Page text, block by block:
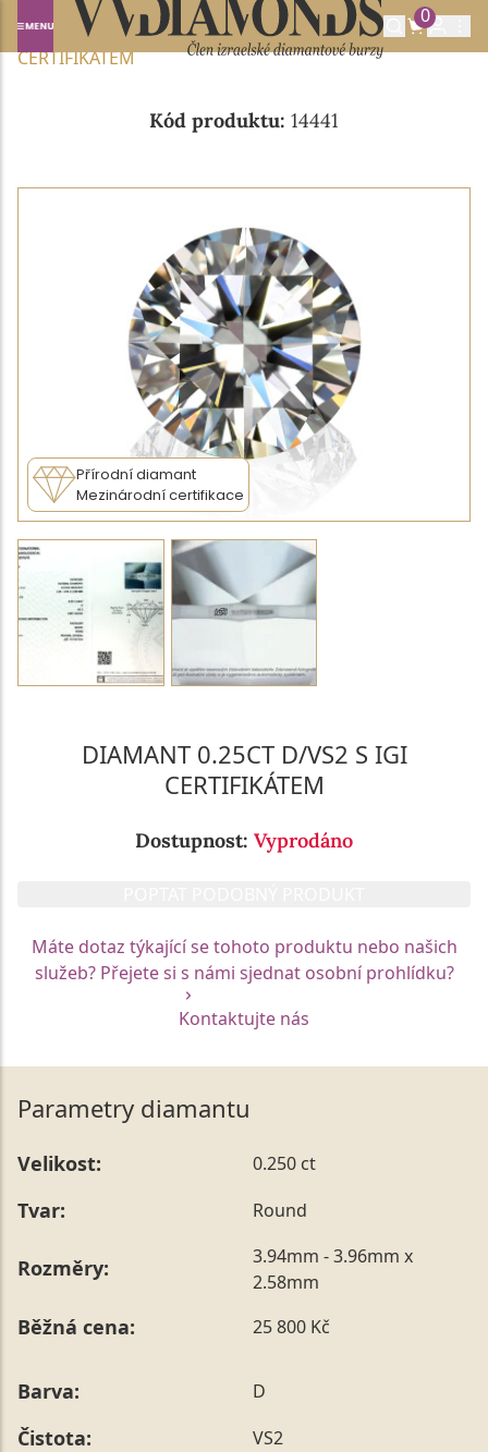
0
Domů NABÍDKA DIAMANTŮ
0.25CT D/VS2 S IGI
CERTIFIKÁTEM
Kód produktu: 14441
Přírodní diamant
Mezinárodní certifikace
DIAMANT 0.25CT D/VS2 S IGI
CERTIFIKÁTEM
Dostupnost: Vyprodáno
Máte dotaz týkající se tohoto produktu nebo našich
služeb? Přejete si s námi sjednat osobní prohlídku?
Kontaktujte nás
Parametry diamantu
Velikost: 0.250 ct
Tvar: Round
Rozměry:
3.94mm - 3.96mm x
2.58mm
Běžná cena: 25 800 Kč
Barva: D
Čistota: VS2